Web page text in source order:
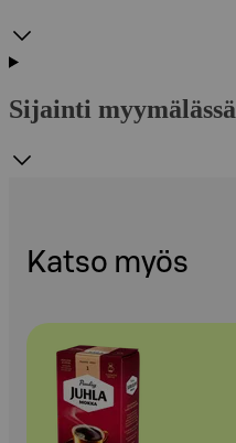
Sijainti myymälässä
Katso myös